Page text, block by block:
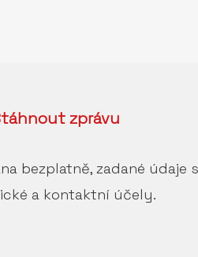
zprávu
bezplatně, zadané údaje
a kontaktní účely.